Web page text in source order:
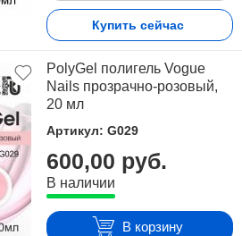
Купить сейчас
PolyGel полигель Vogue
Nails прозрачно-розовый,
20 мл
Артикул: G029
600,00 руб.
В наличии
В корзину